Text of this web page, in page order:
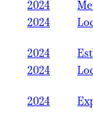
2024
2024
2024
2024
2024